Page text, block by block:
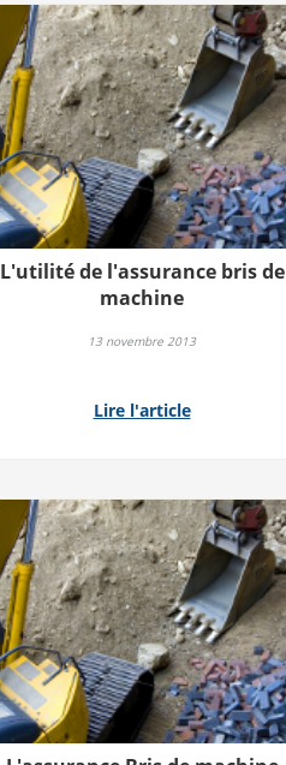
L'utilité de l'assurance bris de
machine
13 novembre 2013
Lire l'article